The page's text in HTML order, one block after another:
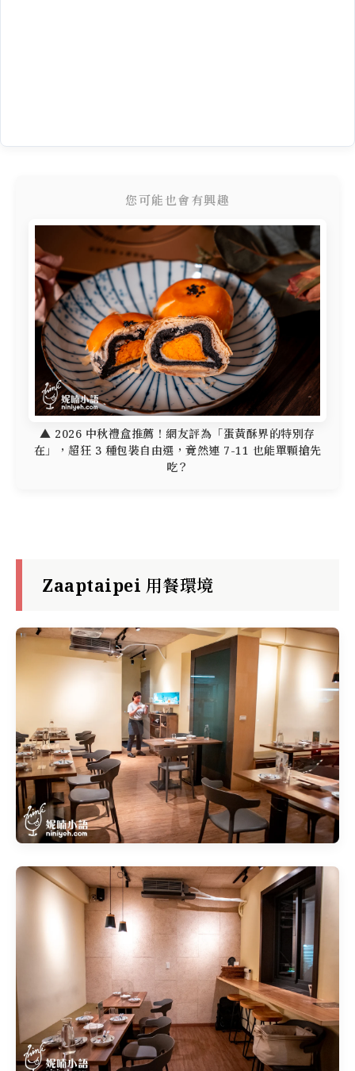
您可能也會有興趣
▲ 2026 中秋禮盒推薦！網友評為「蛋黃酥界的特別存
在」，超狂 3 種包裝自由選，竟然連 7-11 也能單顆搶先
吃？
Zaaptaipei 用餐環境